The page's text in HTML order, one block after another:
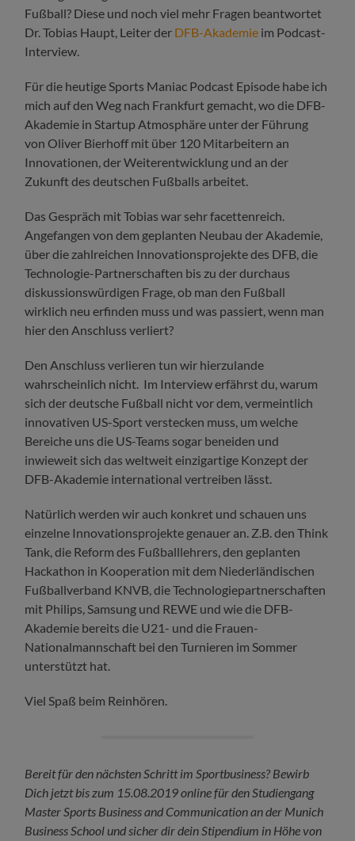
Fußball? Diese und noch viel mehr Fragen beantwortet
Dr. Tobias Haupt, Leiter der DFB-Akademie im Podcast-
Interview.
Für die heutige Sports Maniac Podcast Episode habe ich
mich auf den Weg nach Frankfurt gemacht, wo die DFB-
Akademie in Startup Atmosphäre unter der Führung
von Oliver Bierhoff mit über 120 Mitarbeitern an
Innovationen, der Weiterentwicklung und an der
Zukunft des deutschen Fußballs arbeitet.
Das Gespräch mit Tobias war sehr facettenreich.
Angefangen von dem geplanten Neubau der Akademie,
über die zahlreichen Innovationsprojekte des DFB, die
Technologie-Partnerschaften bis zu der durchaus
diskussionswürdigen Frage, ob man den Fußball
wirklich neu erfinden muss und was passiert, wenn man
hier den Anschluss verliert?
Den Anschluss verlieren tun wir hierzulande
wahrscheinlich nicht. Im Interview erfährst du, warum
sich der deutsche Fußball nicht vor dem, vermeintlich
innovativen US-Sport verstecken muss, um welche
Bereiche uns die US-Teams sogar beneiden und
inwieweit sich das weltweit einzigartige Konzept der
DFB-Akademie international vertreiben lässt.
Natürlich werden wir auch konkret und schauen uns
einzelne Innovationsprojekte genauer an. Z.B. den Think
Tank, die Reform des Fußballlehrers, den geplanten
Hackathon in Kooperation mit dem Niederländischen
Fußballverband KNVB, die Technologiepartnerschaften
mit Philips, Samsung und REWE und wie die DFB-
Akademie bereits die U21- und die Frauen-
Nationalmannschaft bei den Turnieren im Sommer
unterstützt hat.
Viel Spaß beim Reinhören.
Bereit für den nächsten Schritt im Sportbusiness? Bewirb
Dich jetzt bis zum 15.08.2019 online für den Studiengang
Master Sports Business and Communication an der Munich
Business School und sicher dir dein Stipendium in Höhe von